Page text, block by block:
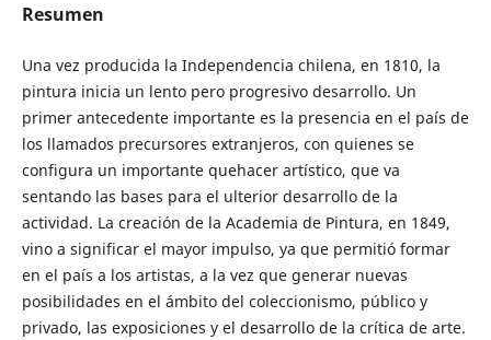
Resumen
Una vez producida la Independencia chilena, en 1810, la
pintura inicia un lento pero progresivo desarrollo. Un
primer antecedente importante es la presencia en el país de
los llamados precursores extranjeros, con quienes se
configura un importante quehacer artístico, que va
sentando las bases para el ulterior desarrollo de la
actividad. La creación de la Academia de Pintura, en 1849,
vino a significar el mayor impulso, ya que permitió formar
en el país a los artistas, a la vez que generar nuevas
posibilidades en el ámbito del coleccionismo, público y
privado, las exposiciones y el desarrollo de la crítica de arte.